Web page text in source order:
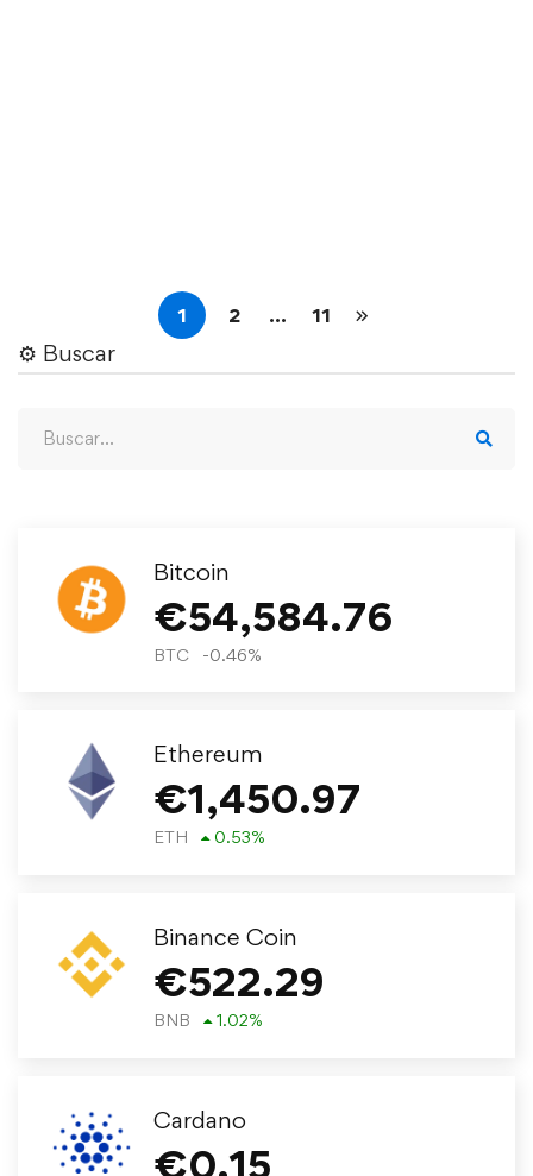
1 2 … 11
⚙︎ Buscar
Bitcoin
€54,584.76
BTC -0.46%
Ethereum
€1,450.97
ETH 0.53%
Binance Coin
€522.29
BNB 1.02%
Cardano
€0.15